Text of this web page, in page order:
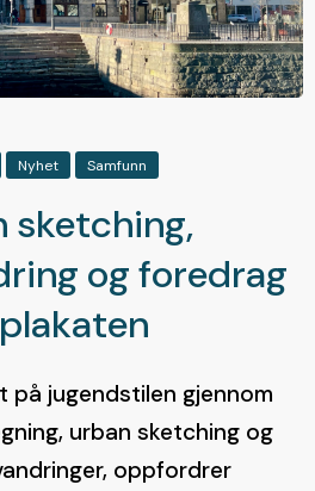
Nyhet Samfunn
sketching,
og foredrag
på jugendstilen gjennom
urban sketching og
oppfordrer